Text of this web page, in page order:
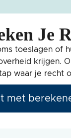
Je
toeslagen of
krijgen.
waar je recht
met